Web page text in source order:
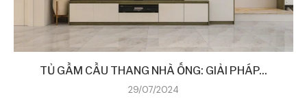
TỦ GẦM CẦU THANG NHÀ ỐNG: GIẢI PHÁP...
29/07/2024